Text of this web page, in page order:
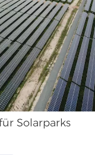
Solarparks